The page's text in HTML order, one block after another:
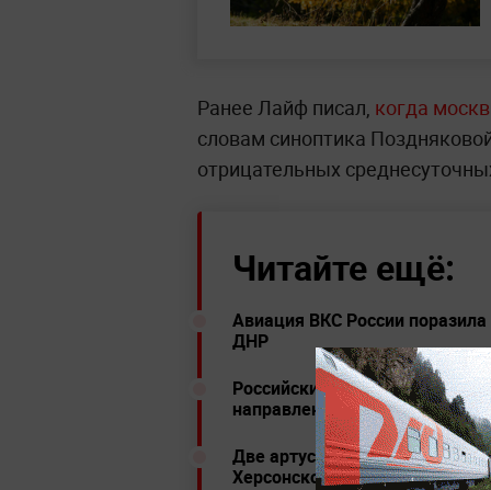
Ранее Лайф писал, когда
словам синоптика
отрицательных
Читайте ещё:
Авиация ВКС России
ДНР
Российские военные
направлении
Две артустановки ВСУ
Херсонской области